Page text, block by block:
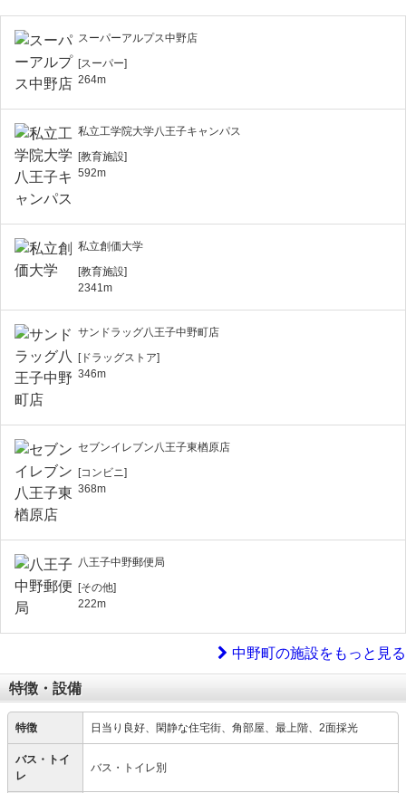
スーパーアルプス中野店
[スーパー]
264m
私立工学院大学八王子キャンパス
[教育施設]
592m
私立創価大学
[教育施設]
2341m
サンドラッグ八王子中野町店
[ドラッグストア]
346m
セブンイレブン八王子東楢原店
[コンビニ]
368m
八王子中野郵便局
[その他]
222m
中野町の施設をもっと見る
特徴・設備
特徴 日当り良好、閑静な住宅街、角部屋、最上階、2面採光
バス・トイ
レ
バス・トイレ別